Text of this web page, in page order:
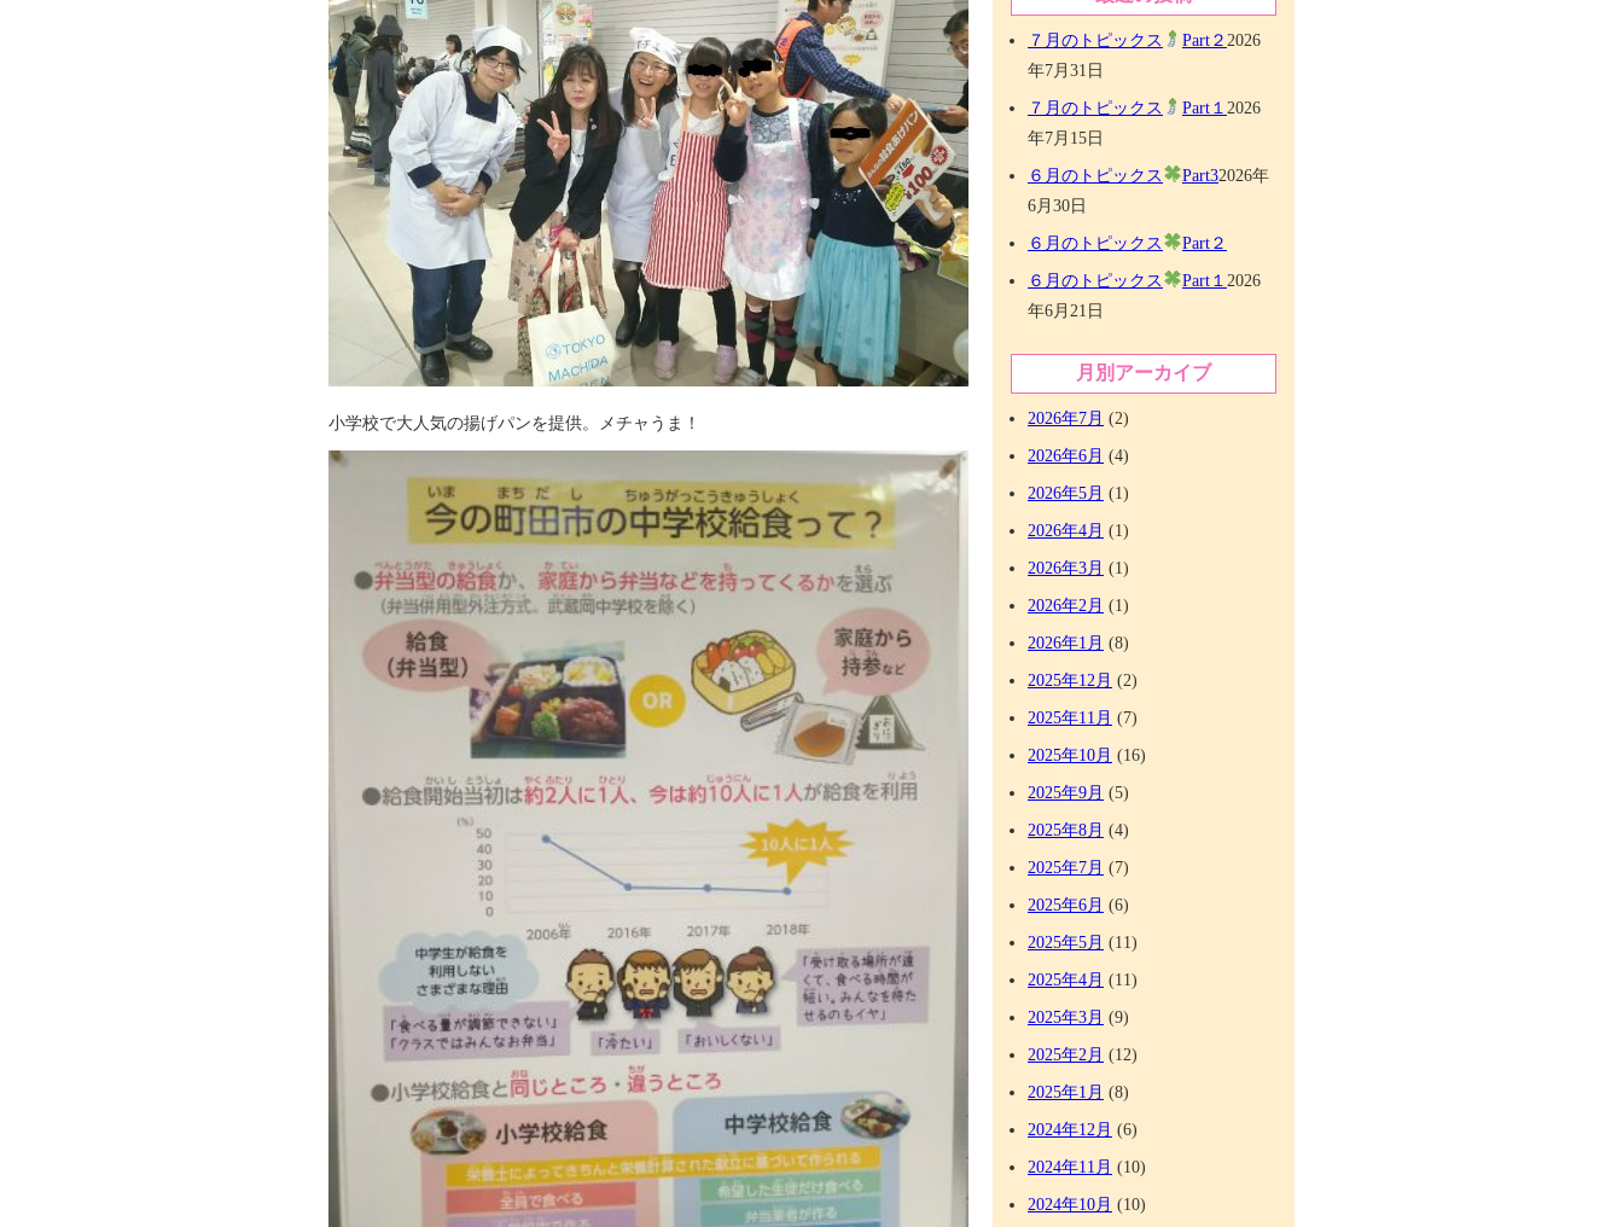
小学校で大人気の揚げパンを提供。メチャうま！
７月のトピックス Part２ 2026
年7月31日
７月のトピックス Part１ 2026
年7月15日
６月のトピックス Part32026年
6月30日
６月のトピックス Part２
６月のトピックス Part１ 2026
年6月21日
月別アーカイブ
2026年7月 (2)
2026年6月 (4)
2026年5月 (1)
2026年4月 (1)
2026年3月 (1)
2026年2月 (1)
2026年1月 (8)
2025年12月 (2)
2025年11月 (7)
2025年10月 (16)
2025年9月 (5)
2025年8月 (4)
2025年7月 (7)
2025年6月 (6)
2025年5月 (11)
2025年4月 (11)
2025年3月 (9)
2025年2月 (12)
2025年1月 (8)
2024年12月 (6)
2024年11月 (10)
2024年10月 (10)